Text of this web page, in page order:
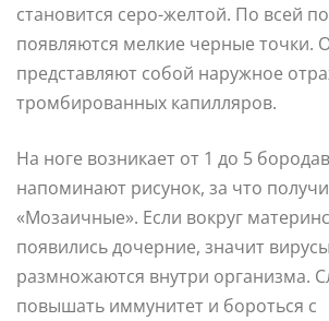
становится серо-желтой. По всей
появляются мелкие черные точки.
представляют собой наружное
тромбированных капилляров.
На ноге возникает от 1 до 5
напоминают рисунок, за что
«Мозаичные». Если вокруг
появились дочерние, значит
размножаются внутри организма.
повышать иммунитет и бороться с